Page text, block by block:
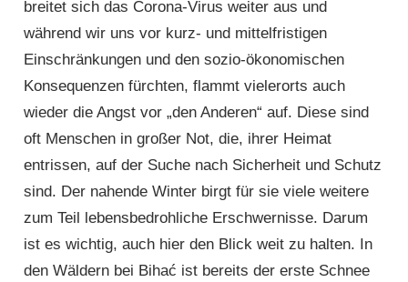
breitet sich das Corona-Virus weiter aus und
während wir uns vor kurz- und mittel­fristigen
Einschränkungen und den sozio-ökonomischen
Konsequenzen fürchten, flammt vielerorts auch
wieder die Angst vor „den Anderen“ auf. Diese sind
oft Menschen in großer Not, die, ihrer Heimat
entrissen, auf der Suche nach Sicherheit und Schutz
sind. Der nahende Winter birgt für sie viele weitere
zum Teil lebensbedrohliche Erschwernisse. Darum
ist es wichtig, auch hier den Blick weit zu halten. In
den Wäldern bei Bihać ist bereits der erste Schnee